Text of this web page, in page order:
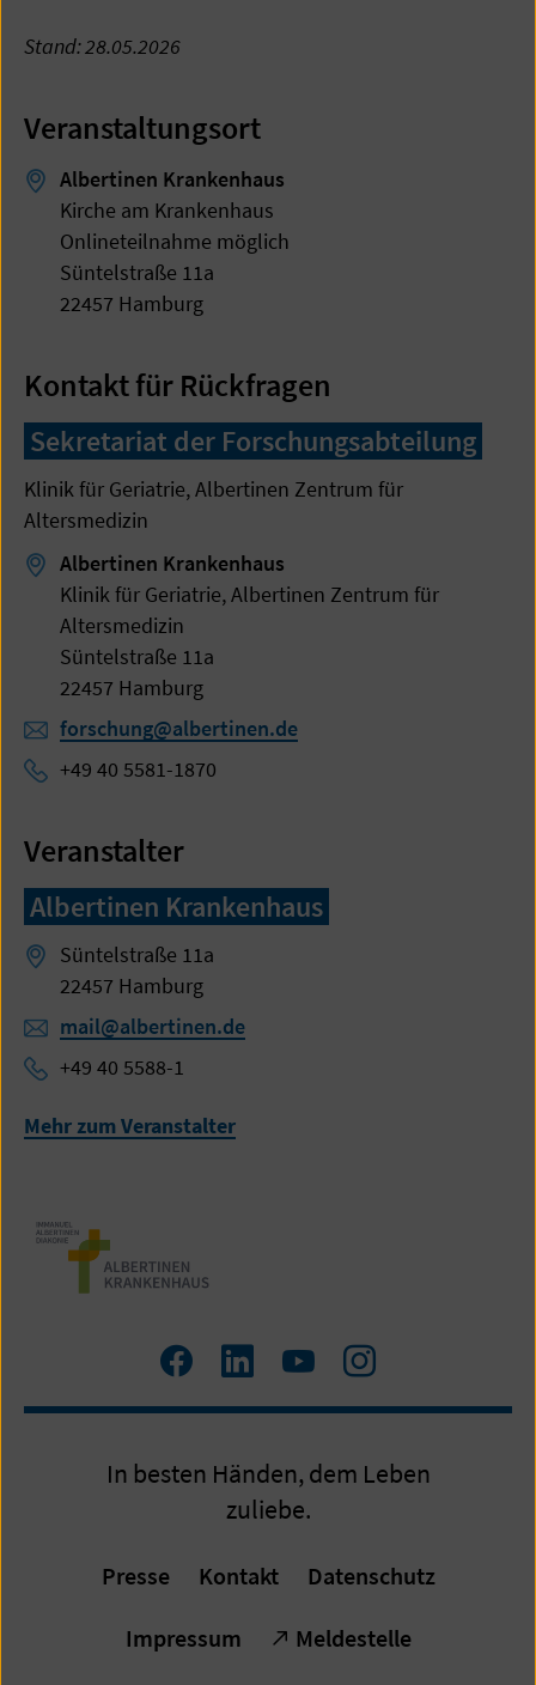
Stand: 28.05.2026
Veranstaltungsort
Albertinen Krankenhaus
Kirche am Krankenhaus
Onlineteilnahme möglich
Süntelstraße 11a
22457 Hamburg
Kontakt für Rückfragen
Sekretariat der Forschungsabteilung
Klinik für Geriatrie, Albertinen Zentrum für
Altersmedizin
Albertinen Krankenhaus
Klinik für Geriatrie, Albertinen Zentrum für
Altersmedizin
Süntelstraße 11a
22457 Hamburg
forschung@albertinen.de
+49 40 5581-1870
Veranstalter
Albertinen Krankenhaus
Süntelstraße 11a
22457 Hamburg
mail@albertinen.de
+49 40 5588-1
Mehr zum Veranstalter
Zum
Facebook
Zum
LinkedIn
Zum
YouTube
Zum
Instagram
In besten Händen, dem Leben
zuliebe.
Presse Kontakt Datenschutz
Impressum Meldestelle